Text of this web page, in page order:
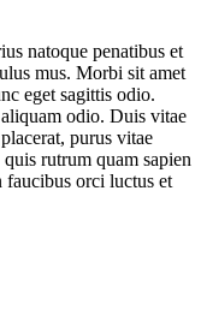
natoque penatibus et
mus. Morbi sit amet
eget sagittis odio.
odio. Duis vitae
purus vitae
rutrum quam sapien
faucibus orci luctus et